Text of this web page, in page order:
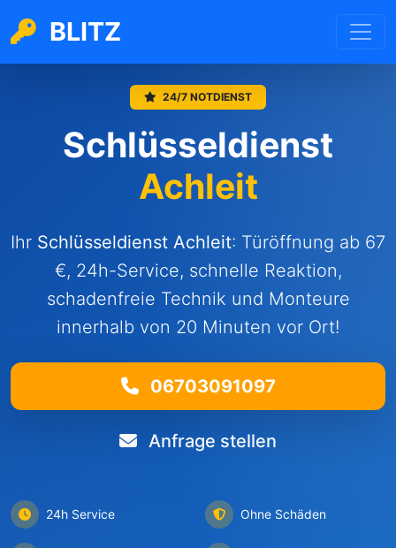
BLITZ
24/7 NOTDIENST
Schlüsseldienst
Achleit
Ihr Schlüsseldienst Achleit: Türöffnung ab 67
€, 24h-Service, schnelle Reaktion,
schadenfreie Technik und Monteure
innerhalb von 20 Minuten vor Ort!
06703091097
Anfrage stellen
24h Service Ohne Schäden